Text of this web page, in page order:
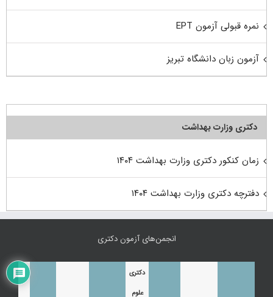
نمره قبولی آزمون EPT
آزمون زبان دانشگاه تبریز
دکتری وزارت بهداشت
زمان کنکور دکتری وزارت بهداشت ۱۴۰۴
دفترچه دکتری وزارت بهداشت ۱۴۰۴
انجمن‌های آزمون دکتری
دکتری
علوم